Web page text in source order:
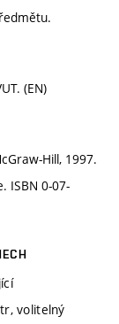
(EN)
Hill, 1997.
ISBN 0-07-
volitelný